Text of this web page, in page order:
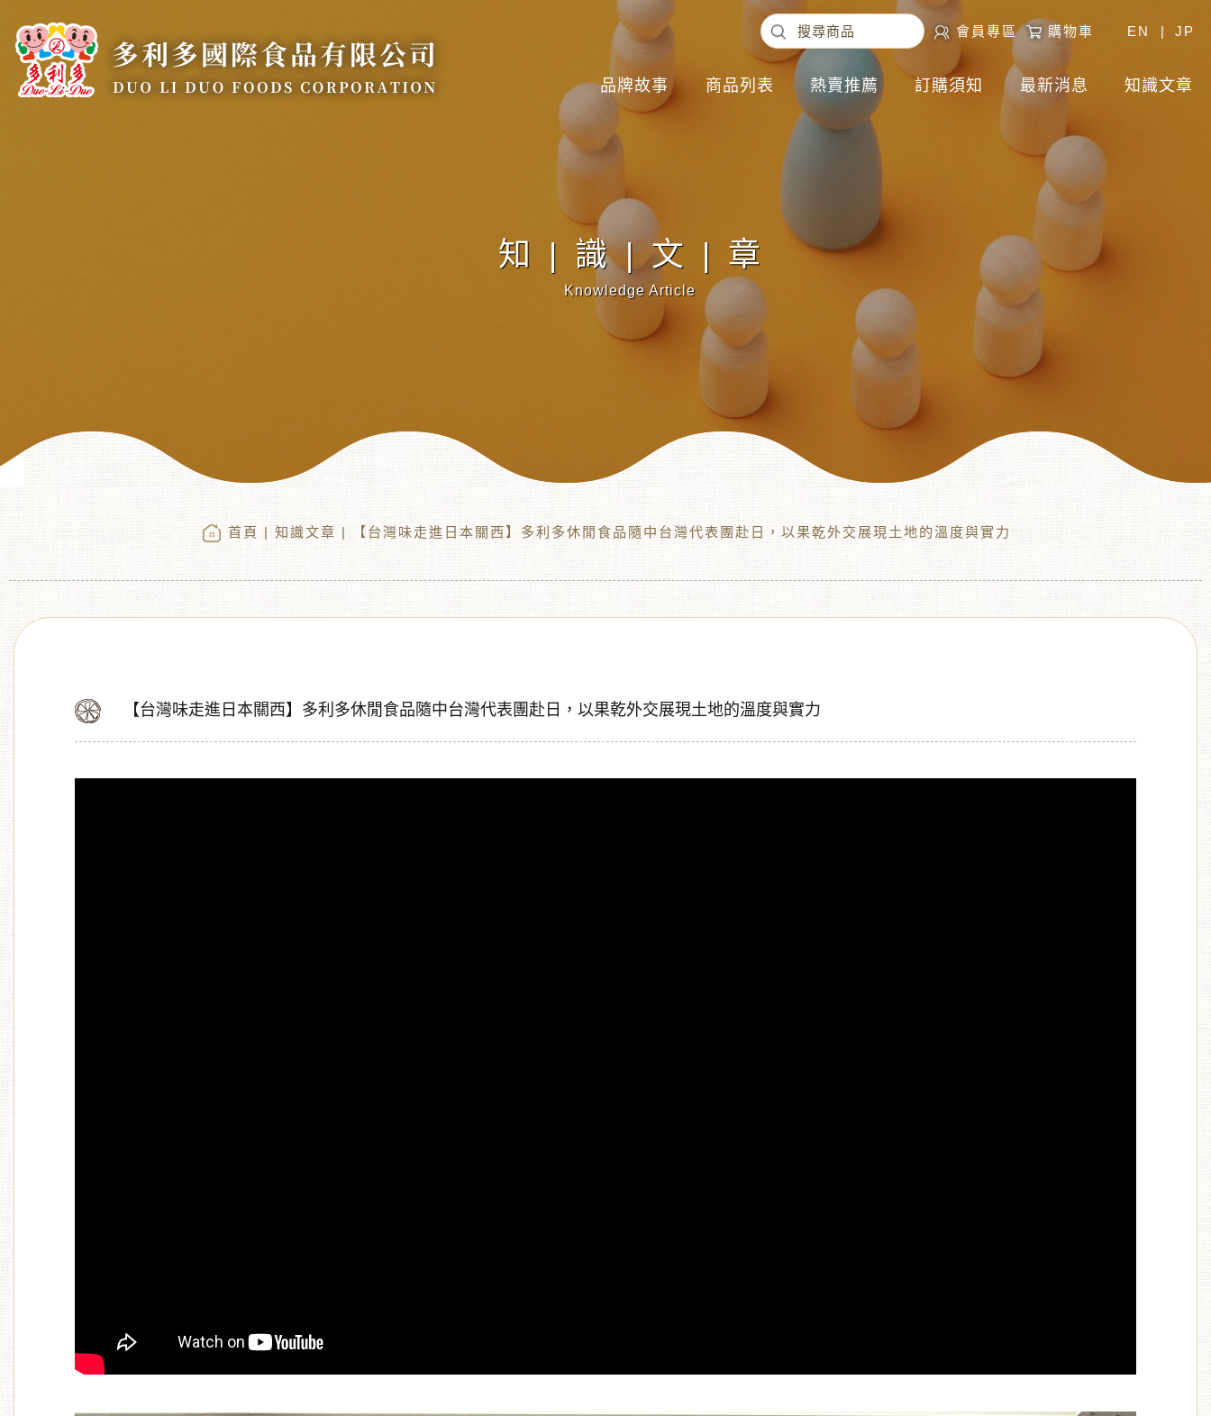
會員專區 購物車 EN | JP
品牌故事 商品列表 熱賣推薦 訂購須知 最新消息 知識文章
知|識|文|章
Knowledge Article
首頁 | 知識文章 | 【台灣味走進日本關西】多利多休閒食品隨中台灣代表團赴日，以果乾外交展現土地的溫度與實力
【台灣味走進日本關西】多利多休閒食品隨中台灣代表團赴日，以果乾外交展現土地的溫度與實力